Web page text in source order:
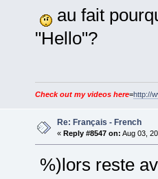
au fait
"Hello"?
Check out my videos here=http://
Re: Français - French
« Reply #8547 on: Aug 03,
%)lors reste